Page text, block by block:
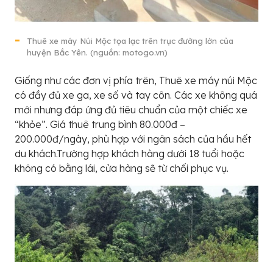
Thuê xe máy Núi Mộc tọa lạc trên trục đường lớn của
huyện Bắc Yên. (nguồn: motogo.vn)
Giống như các đơn vị phía trên, Thuê xe máy núi Mộc
có đầy đủ xe ga, xe số và tay côn. Các xe không quá
mới nhưng đáp ứng đủ tiêu chuẩn của một chiếc xe
“khỏe”. Giá thuê trung bình 80.000đ –
200.000đ/ngày, phù hợp với ngân sách của hầu hết
du khách.Trường hợp khách hàng dưới 18 tuổi hoặc
không có bằng lái, cửa hàng sẽ từ chối phục vụ.